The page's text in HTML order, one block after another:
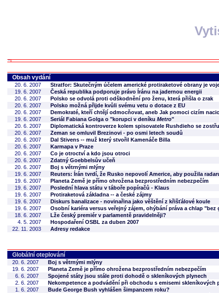
Obsah vydání
20. 6. 2007
Stratfor: Skutečným účelem americké protiraketové obrany je
19. 6. 2007
Česká republika podporuje právo Íránu na jadernou energii
20. 6. 2007
Polsko se odvolá proti odškodnění pro ženu, která přišla o zrak
20. 6. 2007
Polsko možná přijde kvůli svému vetu o dotace z EU
20. 6. 2007
Demokraté, kteří chtějí odmocňovat, aneb Jak pomoci cizím
19. 6. 2007
Seriál Fabiana Golga o "korupci v deníku Metro"
20. 6. 2007
Diplomatická kontroverze kolem spisovatele Rushdieho se
20. 6. 2007
Zeman se omluvil Brezinovi - po osmi letech soudů
20. 6. 2007
Dal Stivens -- muž který stvořil Kamenáče Billa
20. 6. 2007
Karmapa v Praze
20. 6. 2007
Co je otroctví a kdo jsou otroci
20. 6. 2007
Zdatný Goebbelsův učeň
20. 6. 2007
Boj s větrnými mlýny
19. 6. 2007
Reuters: Írán tvrdí, že Rusko nepovolí Americe, aby použila
19. 6. 2007
Planeta Země je přímo ohrožena bezprostředním nebezpečím
19. 6. 2007
Poslední hlava státu v táboře popíračů - Klaus
19. 6. 2007
Protiraketová základna -- a české zájmy
19. 6. 2007
Diskurs banalizace - novinařina jako věštění z křišťálové koule
19. 6. 2007
Osobní kariéra versus veřejný zájem, ohýbání práva a chlap "bez
18. 6. 2007
Lže český premiér v parlamentě pravidelněji?
4. 5. 2007
Hospodaření OSBL za duben 2007
22. 11. 2003
Adresy redakce
Globální oteplování
20. 6. 2007
Boj s větrnými mlýny
19. 6. 2007
Planeta Země je přímo ohrožena bezprostředním nebezpečím
6. 6. 2007
Spojené státy jsou stále proti dohodě o skleníkových plynech
2. 6. 2007
Nekompetence a podvádění při obchodu s emisemi
1. 6. 2007
Bude George Bush vyhlášen šimpanzem roku?